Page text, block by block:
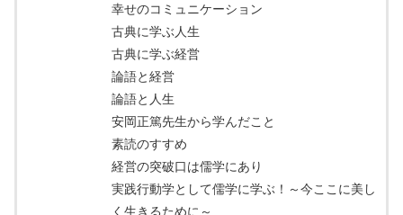
幸せのコミュニケーション
古典に学ぶ人生
古典に学ぶ経営
論語と経営
論語と人生
安岡正篤先生から学んだこと
素読のすすめ
経営の突破口は儒学にあり
実践行動学として儒学に学ぶ！～今ここに美し
く生きるために～